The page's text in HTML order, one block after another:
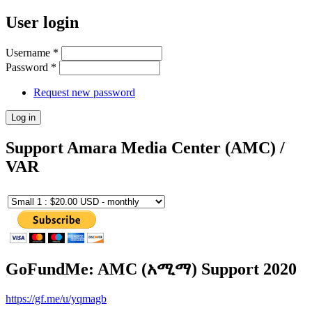
User login
Username *
Password *
Request new password
Support Amara Media Center (AMC) /
VAR
GoFundMe: AMC (አሚማ) Support 2020
https://gf.me/u/yqmagb